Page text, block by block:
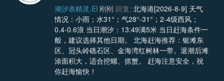
潮汐表精灵.EI 刚刚 回复: 北海港[2026-8-9] 天气
情况：小雨；水31°；气28°-31°；2-4级西风；
0.4-0.6浪 当日潮汐：13:49满5米 当日赶海条件一
般，建议选择其他日期。 北海赶海推荐：银滩东
区、冠头岭礁石区、金海湾红树林一带。退潮后滩
涂面积大，适合挖螺、抓蟹。 赶海注意安全，祝
你赶海愉快！